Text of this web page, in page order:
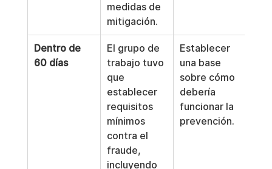
medidas de
mitigación.
Dentro de
60 días
El grupo de
trabajo tuvo
que
establecer
requisitos
mínimos
contra el
fraude,
incluyendo
Establecer
una base
sobre cómo
debería
funcionar la
prevención.